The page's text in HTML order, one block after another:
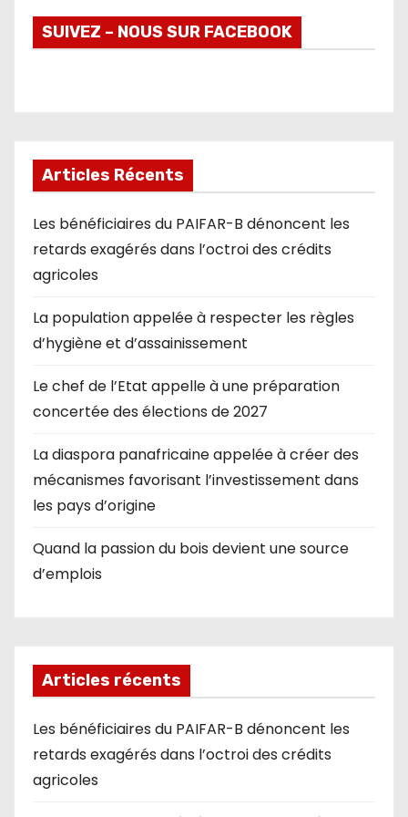
SUIVEZ – NOUS SUR FACEBOOK
Articles Récents
Les bénéficiaires du PAIFAR-B dénoncent les
retards exagérés dans l’octroi des crédits
agricoles
La population appelée à respecter les règles
d’hygiène et d’assainissement
Le chef de l’Etat appelle à une préparation
concertée des élections de 2027
La diaspora panafricaine appelée à créer des
mécanismes favorisant l’investissement dans
les pays d’origine
Quand la passion du bois devient une source
d’emplois
Articles récents
Les bénéficiaires du PAIFAR-B dénoncent les
retards exagérés dans l’octroi des crédits
agricoles